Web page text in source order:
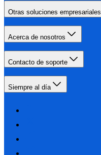
Otras soluciones empresariales
Acerca de nosotros
Contacto de soporte
Siempre al día